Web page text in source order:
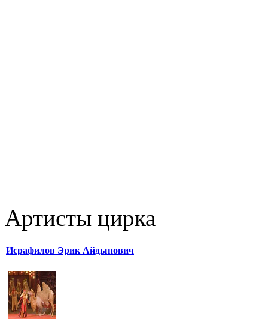
Артисты цирка
Исрафилов Эрик Айдынович